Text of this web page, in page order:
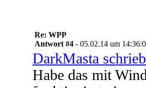
Re: WPP
Antwort #4 - 05.02.14 um
DarkMasta schrieb
Habe das mit